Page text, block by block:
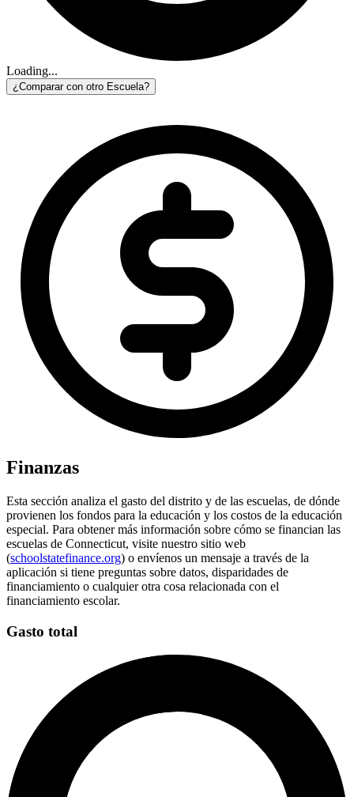
Loading...
¿Comparar con otro Escuela?
Finanzas
Esta sección analiza el gasto del distrito y de las escuelas, de dónde
provienen los fondos para la educación y los costos de la educación
especial. Para obtener más información sobre cómo se financian las
escuelas de Connecticut, visite nuestro sitio web
(schoolstatefinance.org) o envíenos un mensaje a través de la
aplicación si tiene preguntas sobre datos, disparidades de
financiamiento o cualquier otra cosa relacionada con el
financiamiento escolar.
Gasto total